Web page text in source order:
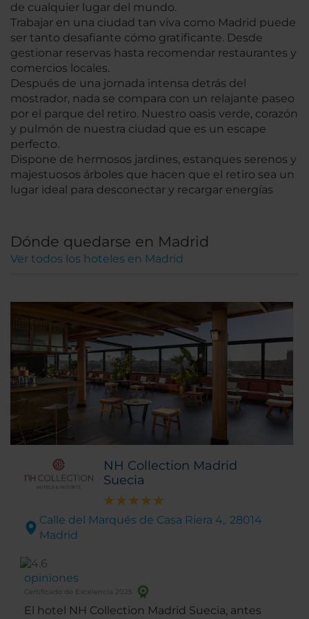
de cualquier lugar del mundo.
Trabajar en una ciudad tan viva como Madrid puede
ser tanto desafiante cómo gratificante. Desde
gestionar reservas hasta recomendar restaurantes y
comercios locales.
Después de una jornada intensa detrás del
mostrador, nada se compara con un relajante paseo
por el parque del retiro. Nuestro oasis verde, corazón
y pulmón de nuestra ciudad que es un escape
perfecto.
Dispone de hermosos jardines, estanques serenos y
majestuosos árboles que hacen que el retiro sea un
lugar ideal para desconectar y recargar energías
Dónde quedarse en Madrid
Ver todos los hoteles en Madrid
NH Collection Madrid
Suecia
Calle del Marqués de Casa Riera 4,. 28014
Madrid
opiniones
Certificado de Excelencia 2025
El hotel NH Collection Madrid Suecia, antes